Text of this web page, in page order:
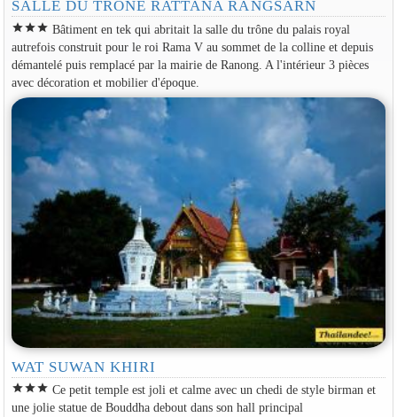
SALLE DU TRÔNE RATTANA RANGSARN
starstarstar Bâtiment en tek qui abritait la salle du trône du palais royal
autrefois construit pour le roi Rama V au sommet de la colline et depuis
démantelé puis remplacé par la mairie de Ranong. A l'intérieur 3 pièces
avec décoration et mobilier d'époque.
WAT SUWAN KHIRI
starstarstar Ce petit temple est joli et calme avec un chedi de style birman et
une jolie statue de Bouddha debout dans son hall principal